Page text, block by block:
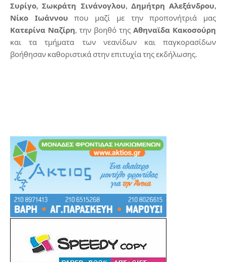
Συρίγο, Σωκράτη Σινάνογλου, Δημήτρη Αλεξάνδρου,
Νίκο Ιωάννου που μαζί με την προπονήτριά μας
Κατερίνα Ναζίρη , την βοηθό της Αθηναϊδα Κακοσούρη
και τα τμήματα των νεανίδων και παγκορασίδων
βοήθησαν καθοριστικά στην επιτυχία της εκδήλωσης.